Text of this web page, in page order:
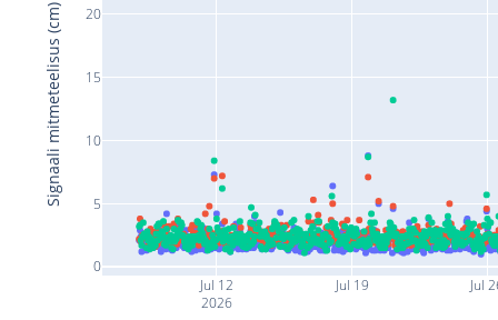
Jul 12
2026
Jul 19 Jul
0
5
10
15
20
Signaali mitmeteelisus (cm)